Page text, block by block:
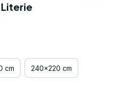
cm 240x220 cm